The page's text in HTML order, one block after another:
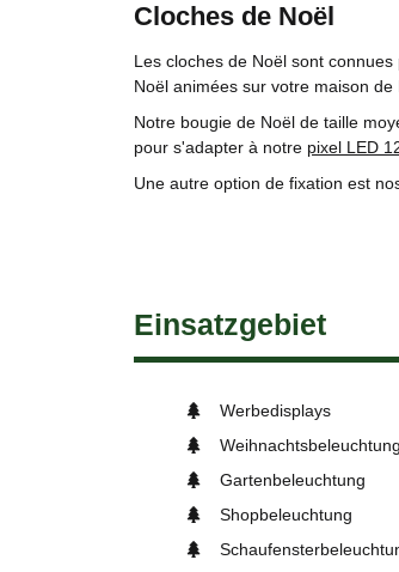
Cloches de Noël
Les cloches de Noël sont
Noël animées sur votre maison
Notre bougie de Noël de taille
pour s'adapter à notre pixel LED
Une autre option de fixation est
Einsatzgebiet
Werbedisplays
Weihnachtsbeleuchtung
Gartenbeleuchtung
Shopbeleuchtung